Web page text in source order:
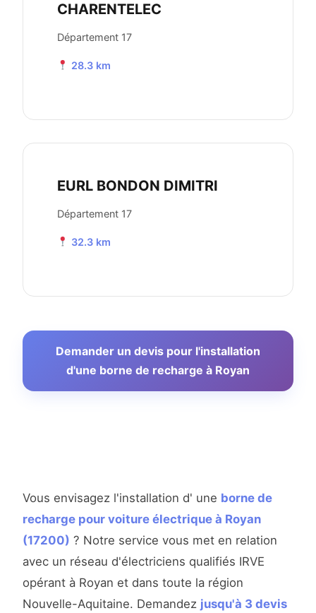
CHARENTELEC
Département 17
28.3 km
EURL BONDON DIMITRI
Département 17
32.3 km
Demander un devis pour l'installation
d'une borne de recharge à Royan
Vous envisagez l'installation d' une borne de
recharge pour voiture électrique à Royan
(17200) ? Notre service vous met en relation
avec un réseau d'électriciens qualifiés IRVE
opérant à Royan et dans toute la région
Nouvelle-Aquitaine. Demandez jusqu'à 3 devis